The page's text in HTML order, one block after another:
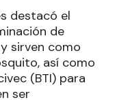
destacó el
de
sirven como
así como
(BTI) para
ser